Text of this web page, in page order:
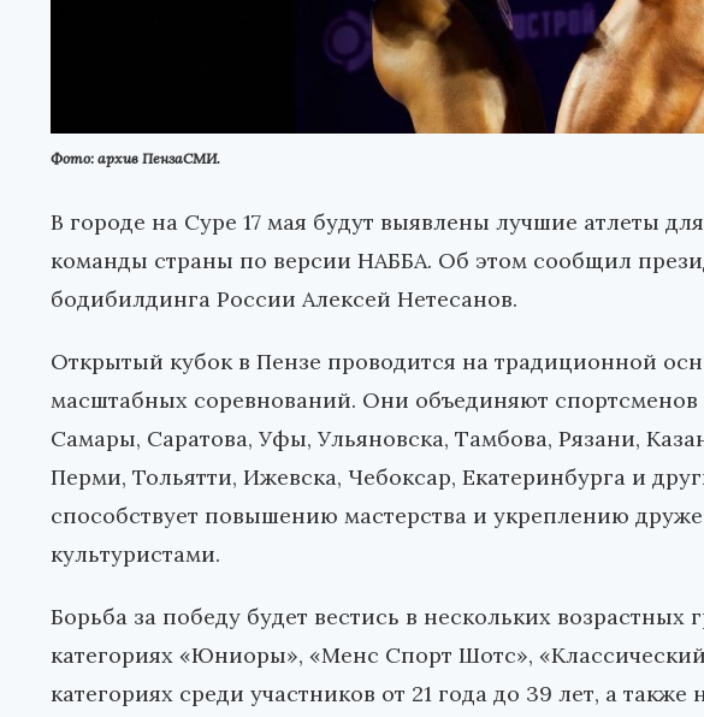
Фото: архив ПензаСМИ.
В городе на Суре 17 мая будут выявлены лучшие атлеты
команды страны по версии НАББА. Об этом сообщил
бодибилдинга России Алексей Нетесанов.
Открытый кубок в Пензе проводится на традиционной
масштабных соревнований. Они объединяют спортсменов
Самары, Саратова, Уфы, Ульяновска, Тамбова, Рязани,
Перми, Тольятти, Ижевска, Чебоксар, Екатеринбурга и
способствует повышению мастерства и укреплению
культуристами.
Борьба за победу будет вестись в нескольких возрастных
категориях «Юниоры», «Менс Спорт Шотс»,
категориях среди участников от 21 года до 39 лет, а